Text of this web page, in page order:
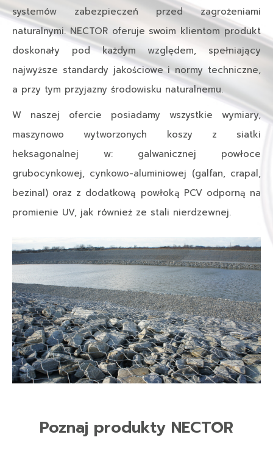
systemów zabezpieczeń przed zagrożeniami
naturalnymi. NECTOR oferuje swoim klientom produkt
doskonały pod każdym względem, spełniający
najwyższe standardy jakościowe i normy techniczne,
a przy tym przyjazny środowisku naturalnemu.
W naszej ofercie posiadamy wszystkie wymiary,
maszynowo wytworzonych koszy z siatki
heksagonalnej w: galwanicznej powłoce
grubocynkowej, cynkowo-aluminiowej (galfan, crapal,
bezinal) oraz z dodatkową powłoką PCV odporną na
promienie UV, jak również ze stali nierdzewnej.
Poznaj produkty NECTOR